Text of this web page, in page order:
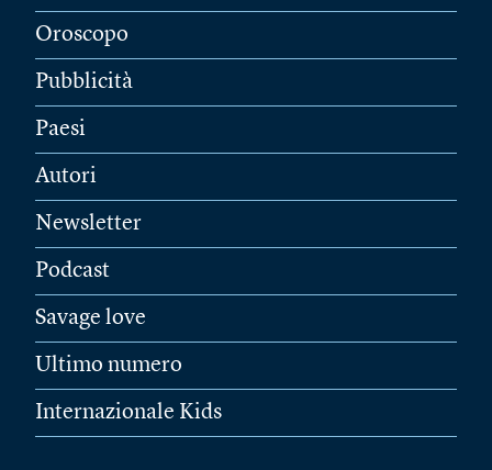
Oroscopo
Pubblicità
Paesi
Autori
Newsletter
Podcast
Savage love
Ultimo numero
Internazionale Kids